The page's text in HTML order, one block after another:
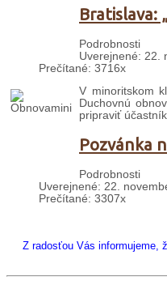
Bratislava:
Podrobnosti
Uverejnené: 22.
Prečítané: 3716x
V minoritskom
Duchovnú
pripraviť
Pozvánka
Podrobnosti
Uverejnené: 22.
Prečítané: 3307x
Z radosťou Vás informujeme,